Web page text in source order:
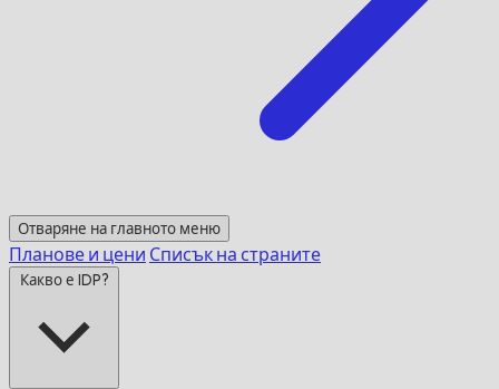
Отваряне на главното меню
Планове и цени Списък на страните
Какво е IDP?